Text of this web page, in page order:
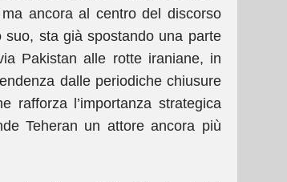
ancora al centro del discorso
suo, sta già spostando una parte
Pakistan alle rotte iraniane, in
dalle periodiche chiusure
rafforza l’importanza strategica
Teheran un attore ancora più